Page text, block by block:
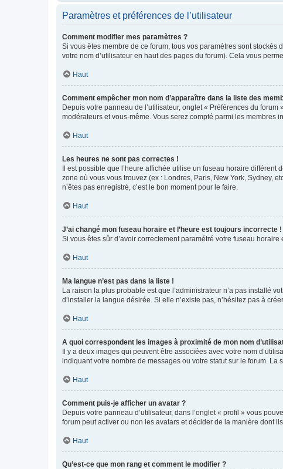
Paramètres et préférences de l’utilisateur
Comment modifier mes paramètres ?
Si vous êtes membre de ce forum, tous vos paramètres sont
votre nom d’utilisateur en haut des pages du forum). Cela vous
Haut
Comment empêcher mon nom d’apparaître dans la liste des
Depuis votre panneau de l’utilisateur, onglet « Préférences du forum
modérateurs et vous-même. Vous serez compté parmi les membres
Haut
Les heures ne sont pas correctes !
Il est possible que l’heure affichée utilise un fuseau horaire
zone où vous vous trouvez (ex : Londres, Paris, New York, Sydney,
n’êtes pas enregistré, c’est le bon moment pour le faire.
Haut
J’ai changé mon fuseau horaire et l’heure est toujours incorrecte !
Si vous êtes sûr d’avoir correctement paramétré votre fuseau
Haut
Ma langue n’est pas dans la liste !
La raison la plus probable est que l’administrateur n’a pas installé
d’installer la langue désirée. Si elle n’existe pas, n’hésitez pas à
Haut
A quoi correspondent les images à proximité de mon nom
Il y a deux images qui peuvent être associées avec votre nom
indiquant votre nombre de messages ou votre statut sur le forum.
Haut
Comment puis-je afficher un avatar ?
Depuis votre panneau d’utilisateur, dans l’onglet « profil » vous
forum peut activer ou non les avatars et décider de la manière dont
Haut
Qu’est-ce que mon rang et comment le modifier ?